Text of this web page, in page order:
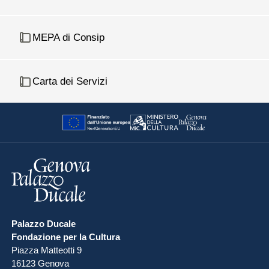
MEPA di Consip
Carta dei Servizi
Palazzo Ducale
Fondazione per la Cultura
Piazza Matteotti 9
16123 Genova